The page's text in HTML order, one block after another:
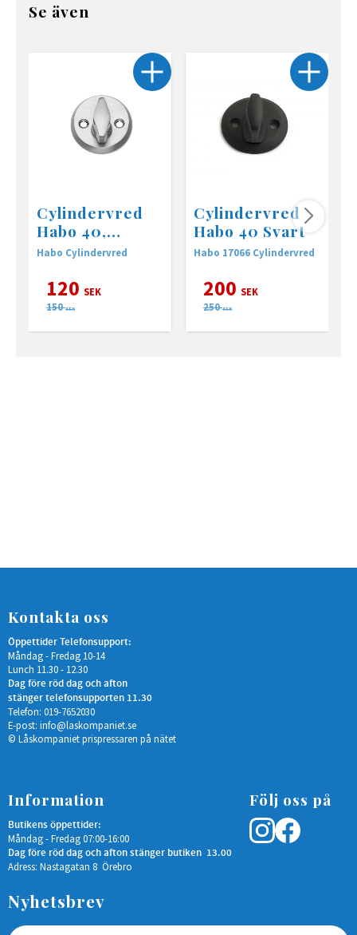
Se även
Cylindervred
Habo 40,
borstad
Habo Cylindervred
120 SEK
150 SEK
Cylindervred
Habo 40 Svart
Habo 17066 Cylindervred
200 SEK
250 SEK
Kontakta oss
Öppettider Telefonsupport:
Måndag - Fredag 10-14
Lunch 11.30 - 12.30
Dag före röd dag och afton
stänger telefonsupporten 11.30
Telefon: 019-7652030
E-post: info@laskompaniet.se
© Låskompaniet prispressaren på nätet
Information
Butikens öppettider:
Måndag - Fredag 07:00-16:00
Dag före röd dag och afton stänger butiken 13.00
Adress: Nastagatan 8 Örebro
Följ oss på
Nyhetsbrev